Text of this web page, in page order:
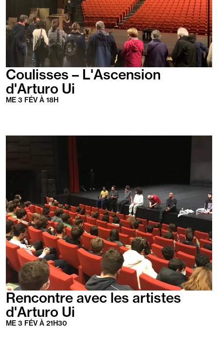
Coulisses – L'Ascension
d'Arturo Ui
ME 3 FÉVÀ 18H
Rencontre avec les artistes
d'Arturo Ui
ME 3 FÉVÀ 21H30